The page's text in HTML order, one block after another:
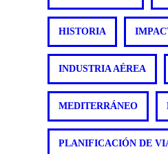
HISTORIA
INDUSTRIA AÉREA
MEDITERRÁNEO
PLANIFICACIÓN DE